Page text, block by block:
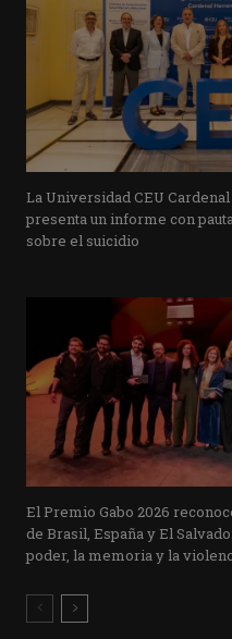
La Universidad CEU
presenta un informe con
sobre el suicidio
El Premio Gabo 2026
de Brasil, España y El
poder, la memoria y la